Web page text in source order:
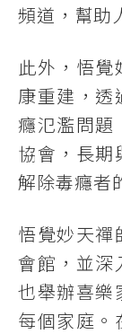
頻道，幫助
此外，悟
康重建，透
癮氾濫問題
協會，長期
解除毒癮者
悟覺妙天禪
會館，並深
也舉辦喜樂
每個家庭。